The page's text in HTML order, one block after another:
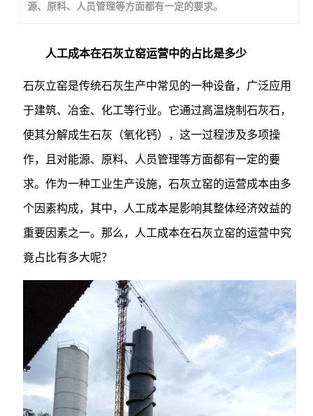
源、原料、人员管理等方面都有一定的要求。
人工成本在石灰立窑运营中的占比是多少
石灰立窑是传统石灰生产中常见的一种设备，广泛应用
于建筑、冶金、化工等行业。它通过高温烧制石灰石，
使其分解成生石灰（氧化钙），这一过程涉及多项操
作，且对能源、原料、人员管理等方面都有一定的要
求。作为一种工业生产设施，石灰立窑的运营成本由多
个因素构成，其中，人工成本是影响其整体经济效益的
重要因素之一。那么，人工成本在石灰立窑的运营中究
竟占比有多大呢？